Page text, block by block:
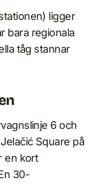
ligger
bara regionala
tåg stannar
6 och
Square på
en kort
30-